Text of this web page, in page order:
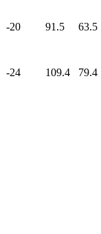
-20 91.5 63.5
-24 109.4 79.4